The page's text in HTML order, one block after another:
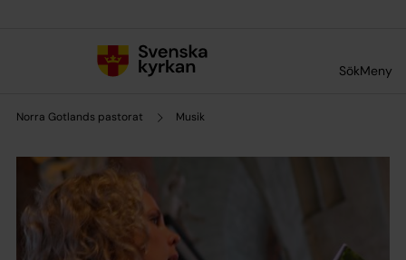
SökMeny
Norra Gotlands pastorat Musik